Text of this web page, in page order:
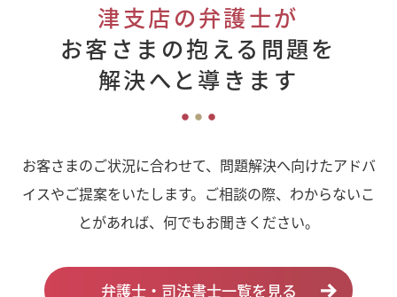
津支店の弁護士が
お客さまの抱える問題を
解決へと導きます
お客さまのご状況に合わせて、問題解決へ向けたアドバ
イスやご提案をいたします。ご相談の際、わからないこ
とがあれば、何でもお聞きください。
弁護士・司法書士一覧を見る